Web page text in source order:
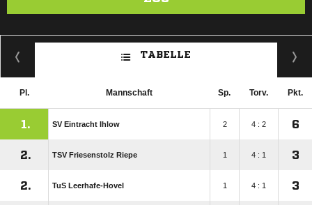
TABELLE
Pl. Mannschaft Sp. Torv. Pkt.
1. SV Eintracht Ihlow 2 4 : 2 6
2. TSV Friesenstolz Riepe 1 4 : 1 3
2. TuS Leerhafe-Hovel 1 4 : 1 3